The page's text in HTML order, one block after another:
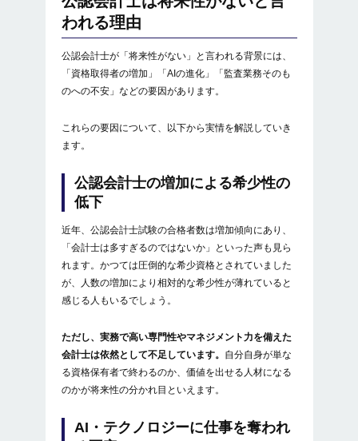
キャリアの選択肢を知ることが重要
会計士の転職ならVRPパートナーズへ
われる理由
公認会計士が「将来性がない」と言われる背景には、
「資格取得者の増加」「AIの進化」「監査業務そのも
のへの不安」などの要因があります。
これらの要因について、以下から実情を解説していき
ます。
公認会計士の増加による希少性の
低下
近年、公認会計士試験の合格者数は増加傾向にあり、
「会計士は多すぎるのではないか」といった声も見ら
れます。かつては圧倒的な希少資格とされていました
が、人数の増加により相対的な希少性が薄れていると
感じる人もいるでしょう。
ただし、実務で高い専門性やマネジメント力を備えた
会計士は依然として不足しています。 自分自身が単な
る資格保有者で終わるのか、価値を出せる人材になる
のかが将来性の分かれ目といえます。
AI・テクノロジーに仕事を奪われ